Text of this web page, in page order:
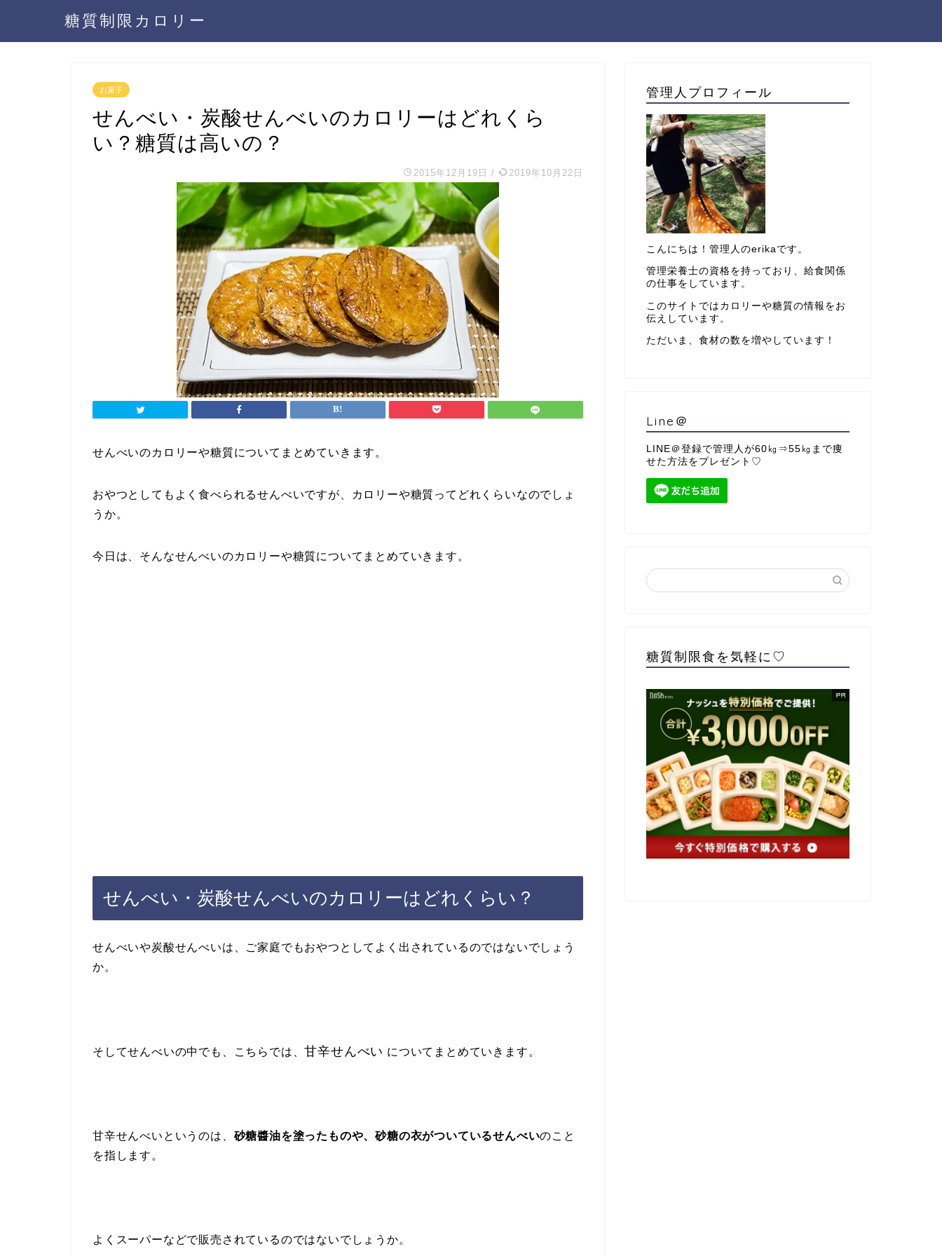
糖質制限カロリー
お菓子
せんべい・炭酸せんべいのカロリーはどれくら
い？糖質は高いの？
2015年12月19日 / 2019年10月22日
せんべいのカロリーや糖質についてまとめていきます。
おやつとしてもよく食べられるせんべいですが、カロリーや糖質ってどれくらいなのでしょ
うか。
今日は、そんなせんべいのカロリーや糖質についてまとめていきます。
せんべい・炭酸せんべいのカロリーはどれくらい？
せんべいや炭酸せんべいは、ご家庭でもおやつとしてよく出されているのではないでしょう
か。
そしてせんべいの中でも、こちらでは、甘辛せんべい についてまとめていきます。
甘辛せんべいというのは、 砂糖醬油を塗ったものや、砂糖の衣がついているせんべいのこと
を指します。
よくスーパーなどで販売されているのではないでしょうか。
管理人プロフィール
こんにちは！管理人のerikaです。
管理栄養士の資格を持っており、給食関係
の仕事をしています。
このサイトではカロリーや糖質の情報をお
伝えしています。
ただいま、食材の数を増やしています！
Line＠
LINE＠登録で管理人が60㎏⇒55㎏まで痩
せた方法をプレゼント♡
糖質制限食を気軽に♡